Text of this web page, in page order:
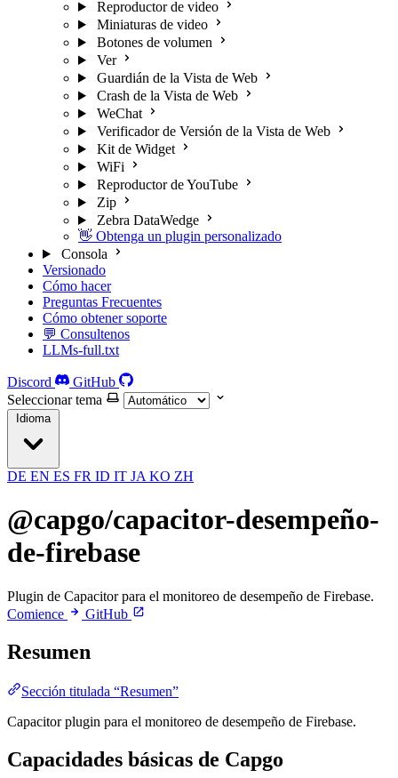
Reproductor de video
Miniaturas de video
Botones de volumen
Ver
Guardián de la Vista de Web
Crash de la Vista de Web
WeChat
Verificador de Versión de la Vista de Web
Kit de Widget
WiFi
Reproductor de YouTube
Zip
Zebra DataWedge
👋 Obtenga un plugin personalizado
Consola
Versionado
Cómo hacer
Preguntas Frecuentes
Cómo obtener soporte
💬 Consultenos
LLMs-full.txt
Discord
GitHub
Seleccionar tema
Idioma
DE EN ES FR ID IT JA KO ZH
@capgo/capacitor-desempeño-
de-firebase
Plugin de Capacitor para el monitoreo de desempeño de Firebase.
Comience
GitHub
Resumen
Sección titulada “Resumen”
Capacitor plugin para el monitoreo de desempeño de Firebase.
Capacidades básicas de Capgo